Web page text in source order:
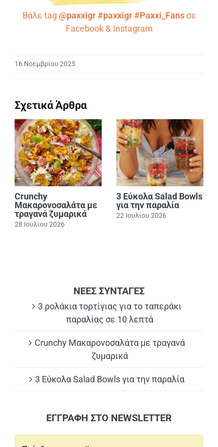
Βάλε tag @paxxigr #paxxigr #Paxxi_Fansσε
Facebook& Instagram
16 Νοεμβρίου 2025
Σχετικά Άρθρα
Crunchy
Μακαρονοσαλάτα με
τραγανά ζυμαρικά
28 Ιουλίου 2026
3 Εύκολα Salad Bowls
για την παραλία
22 Ιουλίου 2026
ΝΕΕΣ ΣΥΝΤΑΓΕΣ
3 ρολάκια τορτίγιας για το ταπεράκι
παραλίας σε 10 λεπτά
Crunchy Μακαρονοσαλάτα με τραγανά
ζυμαρικά
3 Εύκολα Salad Bowls για την παραλία
ΕΓΓΡΑΦΗ ΣΤΟ NEWSLETTER